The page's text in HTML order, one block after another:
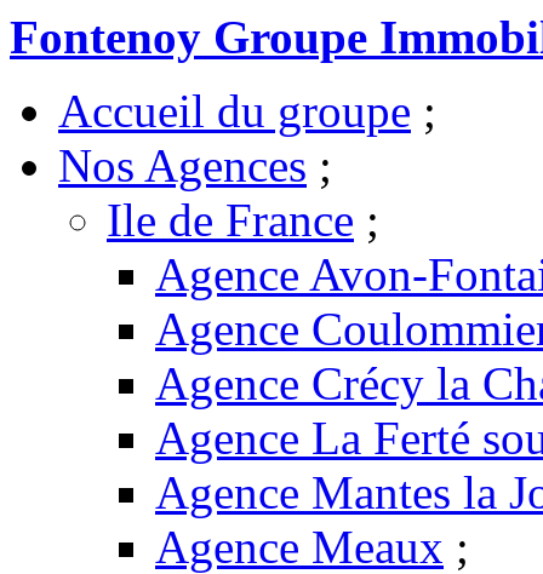
Fontenoy Groupe
Accueil du groupe ;
Nos Agences ;
Ile de France ;
Agence Avon-
Agence
Agence Crécy la
Agence La Ferté
Agence Mantes la
Agence Meaux ;